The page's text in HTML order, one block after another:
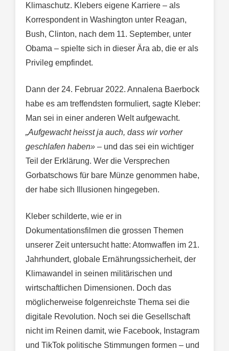
Klimaschutz. Klebers eigene Karriere – als
Korrespondent in Washington unter Reagan,
Bush, Clinton, nach dem 11. September, unter
Obama – spielte sich in dieser Ära ab, die er als
Privileg empfindet.
Dann der 24. Februar 2022. Annalena Baerbock
habe es am treffendsten formuliert, sagte Kleber:
Man sei in einer anderen Welt aufgewacht.
„Aufgewacht heisst ja auch, dass wir vorher
geschlafen haben» – und das sei ein wichtiger
Teil der Erklärung. Wer die Versprechen
Gorbatschows für bare Münze genommen habe,
der habe sich Illusionen hingegeben.
Kleber schilderte, wie er in
Dokumentationsfilmen die grossen Themen
unserer Zeit untersucht hatte: Atomwaffen im 21.
Jahrhundert, globale Ernährungssicherheit, der
Klimawandel in seinen militärischen und
wirtschaftlichen Dimensionen. Doch das
möglicherweise folgenreichste Thema sei die
digitale Revolution. Noch sei die Gesellschaft
nicht im Reinen damit, wie Facebook, Instagram
und TikTok politische Stimmungen formen – und